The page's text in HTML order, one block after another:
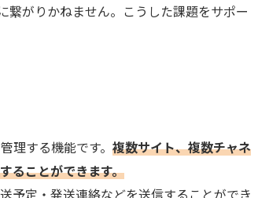
繋がりかねません。こうした課題をサポー
理する機能です。 複数サイト、複数チャネ
ることができます。